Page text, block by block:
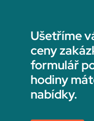
Ušetříme
ceny
formulář
hodiny
nabídky.